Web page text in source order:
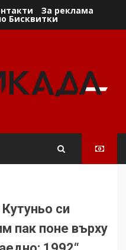
За реклама
Бисквитки
си
пак поне върху